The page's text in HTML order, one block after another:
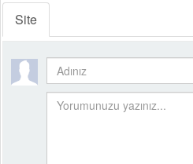
Site